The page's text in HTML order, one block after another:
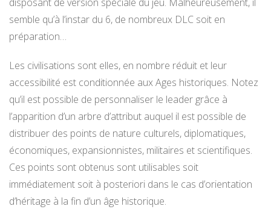
semble qu’à l’instar du 6, de nombreux DLC soit en
préparation…
Les civilisations sont elles, en nombre réduit et leur
accessibilité est conditionnée aux Ages historiques. Notez
qu’il est possible de personnaliser le leader grâce à
l’apparition d’un arbre d’attribut auquel il est possible de
distribuer des points de nature culturels, diplomatiques,
économiques, expansionnistes, militaires et scientifiques.
Ces points sont obtenus sont utilisables soit
immédiatement soit à posteriori dans le cas d’orientation
d’héritage à la fin d’un âge historique.